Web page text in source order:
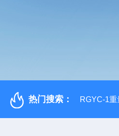
热门搜索： RGYC-1